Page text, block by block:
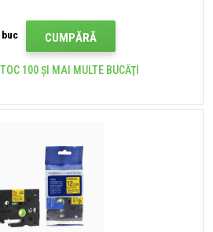
buc CUMPĂRĂ
100 ȘI MAI MULTE BUCĂŢI